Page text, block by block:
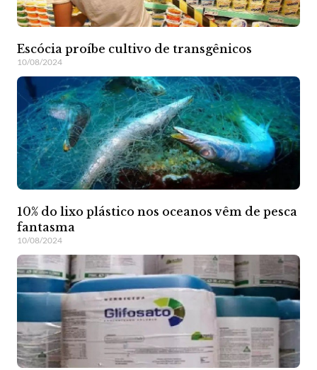
Escócia proíbe cultivo de transgênicos
10/08/2024
10% do lixo plástico nos oceanos vêm de pesca
fantasma
10/08/2024